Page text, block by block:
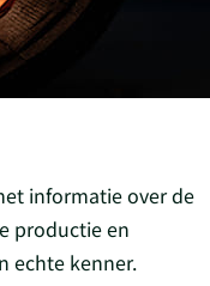
informatie over de
productie en
echte kenner.